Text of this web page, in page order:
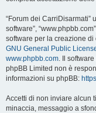
“Forum dei CarriDisarmati”
software”,
software per la creazione di
GNU General Public
www.phpbb.com. Il
phpBB Limited non è
informazioni su phpBB:
Accetti di non inviare alcun
minaccia, messaggio a